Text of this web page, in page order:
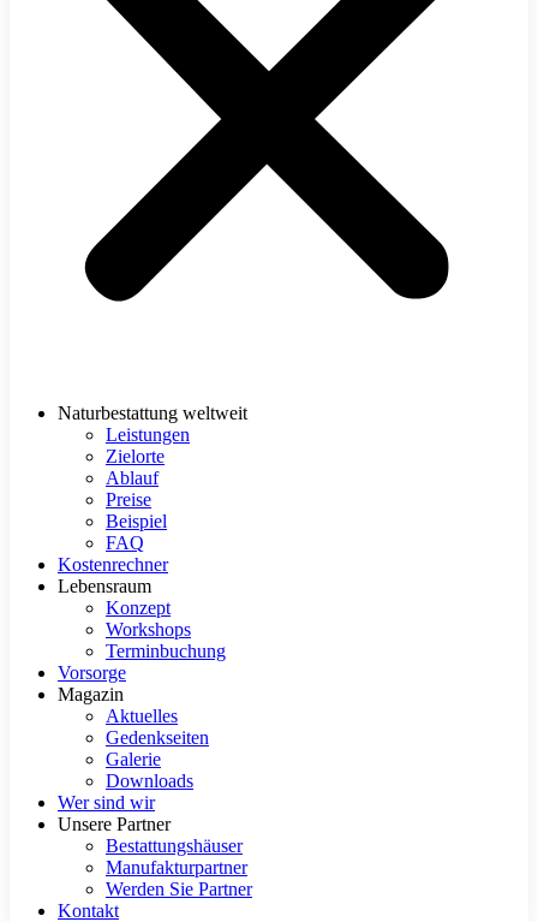
Naturbestattung weltweit
Leistungen
Zielorte
Ablauf
Preise
Beispiel
FAQ
Kostenrechner
Lebensraum
Konzept
Workshops
Terminbuchung
Vorsorge
Magazin
Aktuelles
Gedenkseiten
Galerie
Downloads
Wer sind wir
Unsere Partner
Bestattungshäuser
Manufakturpartner
Werden Sie Partner
Kontakt